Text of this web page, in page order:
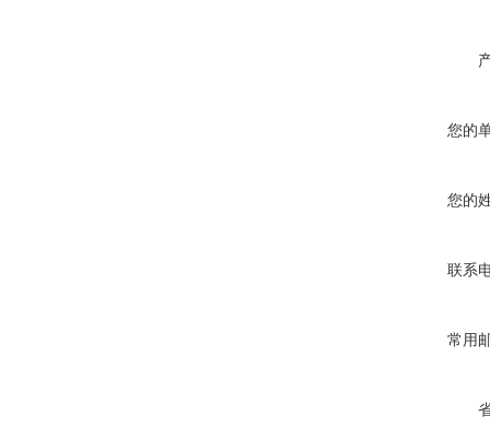
您的
您的
联系
常用